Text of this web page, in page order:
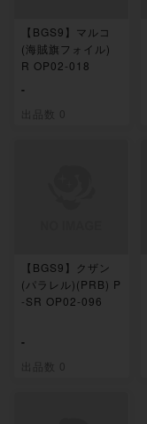
【BGS9】マルコ
(海賊旗フォイル)
R OP02-018
-
出品数 0
【BGS9】クザン
(パラレル)(PRB) P
-SR OP02-096
-
出品数 0